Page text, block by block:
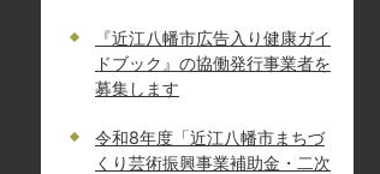
『近江八幡市広告入り健康ガイ
ドブック』の協働発行事業者を
募集します
令和8年度「近江八幡市まちづ
くり芸術振興事業補助金・二次